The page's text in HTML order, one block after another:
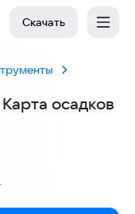
Скачать
осадков